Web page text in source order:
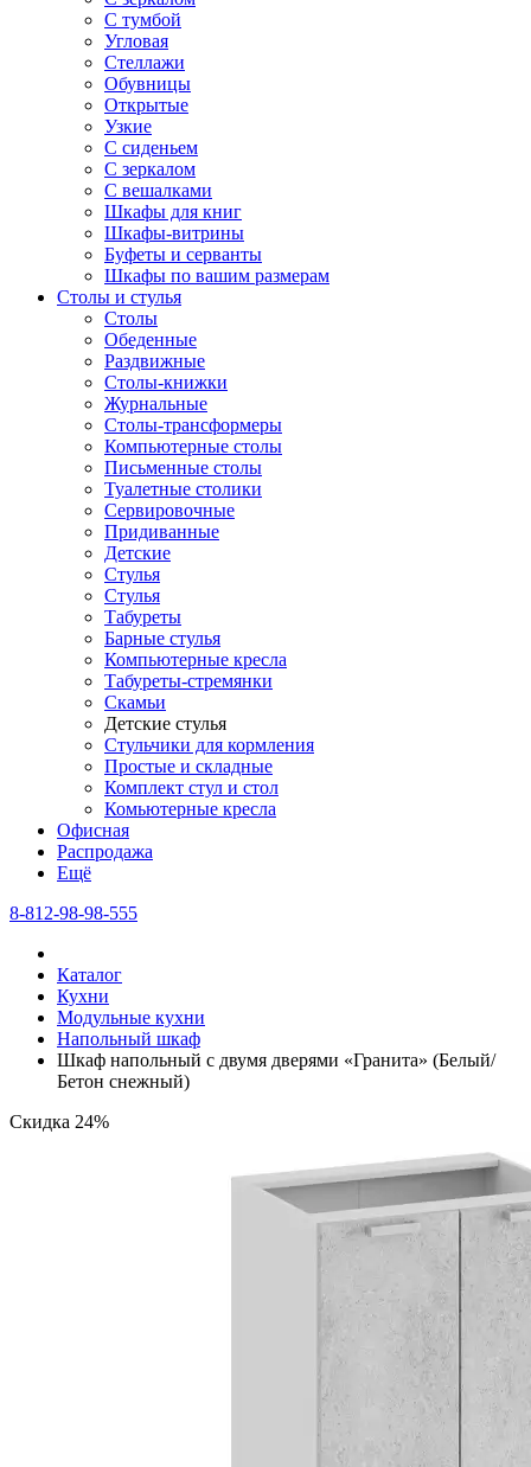
С тумбой
Угловая
Стеллажи
Обувницы
Открытые
Узкие
С сиденьем
С зеркалом
С вешалками
Шкафы для книг
Шкафы-витрины
Буфеты и серванты
Шкафы по вашим размерам
Столы и стулья
Столы
Обеденные
Раздвижные
Столы-книжки
Журнальные
Столы-трансформеры
Компьютерные столы
Письменные столы
Туалетные столики
Сервировочные
Придиванные
Детские
Стулья
Стулья
Табуреты
Барные стулья
Компьютерные кресла
Табуреты-стремянки
Скамьи
Детские стулья
Стульчики для кормления
Простые и складные
Комплект стул и стол
Комьютерные кресла
Офисная
Распродажа
Eщё
8-812-98-98-555
Каталог
Кухни
Модульные кухни
Напольный шкаф
Шкаф напольный с двумя дверями «Гранита» (Белый/
Бетон снежный)
Скидка 24%